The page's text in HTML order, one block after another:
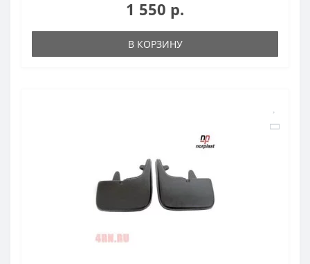
1 550 р.
В КОРЗИНУ